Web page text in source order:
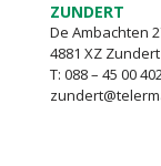
ZUNDERT
De Ambachten
4881 XZ Zundert
T: 088 – 45 00